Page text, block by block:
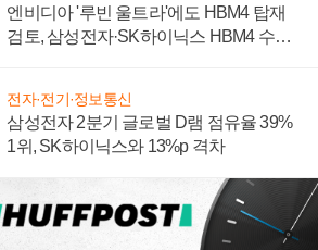
엔비디아 '루빈 울트라'에도 HBM4 탑재
검토, 삼성전자·SK하이닉스 HBM4 수율
전자·전기·정보통신
삼성전자 2분기 글로벌 D램 점유율 39%
1위, SK하이닉스와 13%p 격차